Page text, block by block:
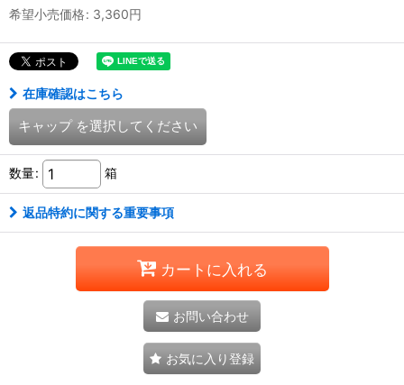
希望小売価格: 3,360円
在庫確認はこちら
キャップ を選択してください
数量: 箱
返品特約に関する重要事項
カートに入れる
お問い合わせ
お気に入り登録